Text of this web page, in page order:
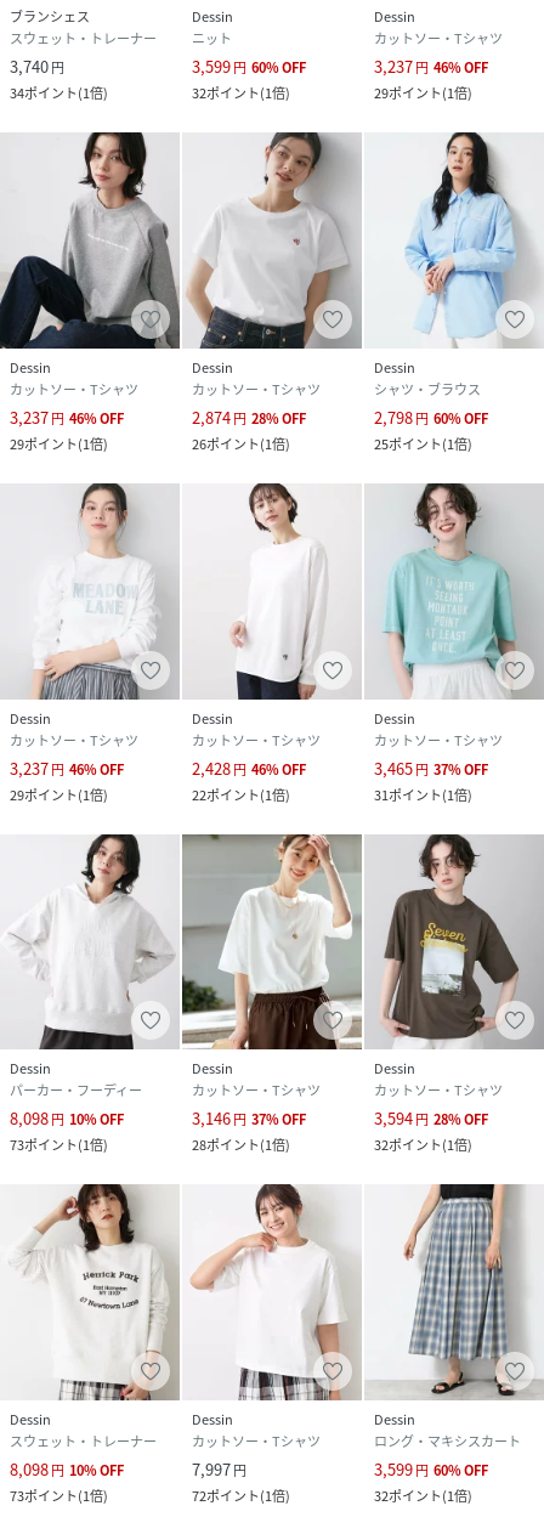
ブランシェス
スウェット・トレーナー
3,740円
34ポイント(1倍)
Dessin
ニット
3,599円 60%OFF
32ポイント(1倍)
Dessin
カットソー・Tシャツ
3,237円 46%OFF
29ポイント(1倍)
Dessin
カットソー・Tシャツ
3,237円 46%OFF
29ポイント(1倍)
Dessin
カットソー・Tシャツ
2,874円 28%OFF
26ポイント(1倍)
Dessin
シャツ・ブラウス
2,798円 60%OFF
25ポイント(1倍)
Dessin
カットソー・Tシャツ
3,237円 46%OFF
29ポイント(1倍)
Dessin
カットソー・Tシャツ
2,428円 46%OFF
22ポイント(1倍)
Dessin
カットソー・Tシャツ
3,465円 37%OFF
31ポイント(1倍)
Dessin
パーカー・フーディー
8,098円 10%OFF
73ポイント(1倍)
Dessin
カットソー・Tシャツ
3,146円 37%OFF
28ポイント(1倍)
Dessin
カットソー・Tシャツ
3,594円 28%OFF
32ポイント(1倍)
Dessin
スウェット・トレーナー
8,098円 10%OFF
73ポイント(1倍)
Dessin
カットソー・Tシャツ
7,997円
72ポイント(1倍)
Dessin
ロング・マキシスカート
3,599円 60%OFF
32ポイント(1倍)